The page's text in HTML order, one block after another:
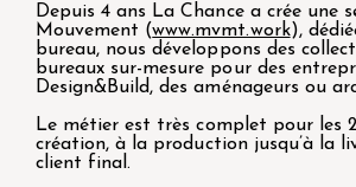
Depuis 4 ans La Chance a crée une
Mouvement (www.mvmt.work),
bureau, nous développons des
bureaux sur-mesure pour des
Design&Build, des aménageurs ou
Le métier est très complet pour les
création, à la production jusqu’à la
client final.